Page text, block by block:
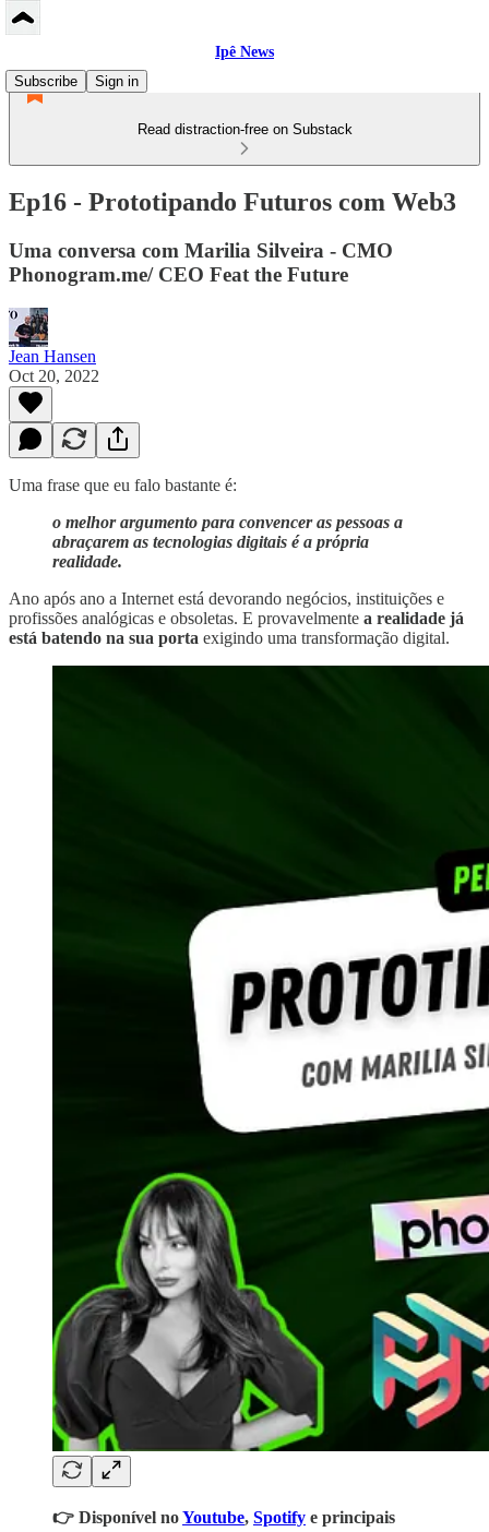
Ipê News
Subscribe
Sign in
Read distraction-free on Substack
Ep16 - Prototipando Futuros com Web3
Uma conversa com Marilia Silveira - CMO
Phonogram.me/ CEO Feat the Future
Jean Hansen
Oct 20, 2022
Uma frase que eu falo bastante é:
o melhor argumento para convencer as pessoas a
abraçarem as tecnologias digitais é a própria
realidade.
Ano após ano a Internet está devorando negócios, instituições e
profissões analógicas e obsoletas. E provavelmente a realidade já
está batendo na sua porta exigindo uma transformação digital.
👉 Disponível noYoutube, Spotify e principais